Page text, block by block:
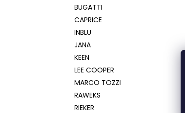
BUGATTI
CAPRICE
INBLU
JANA
KEEN
LEE COOPER
MARCO TOZZI
RAWEKS
RIEKER